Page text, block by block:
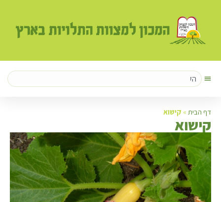
דף הבית » קישוא
קישוא